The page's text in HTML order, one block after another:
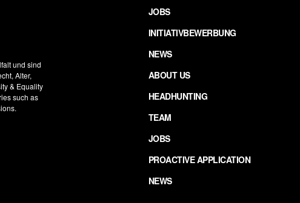
und sind
Alter,
& Equality
such as
JOBS
INITIATIVBEWERBUNG
NEWS
ABOUT US
HEADHUNTING
TEAM
JOBS
PROACTIVE APPLICATION
NEWS